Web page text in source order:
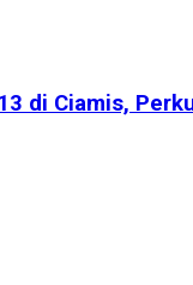
di Ciamis,